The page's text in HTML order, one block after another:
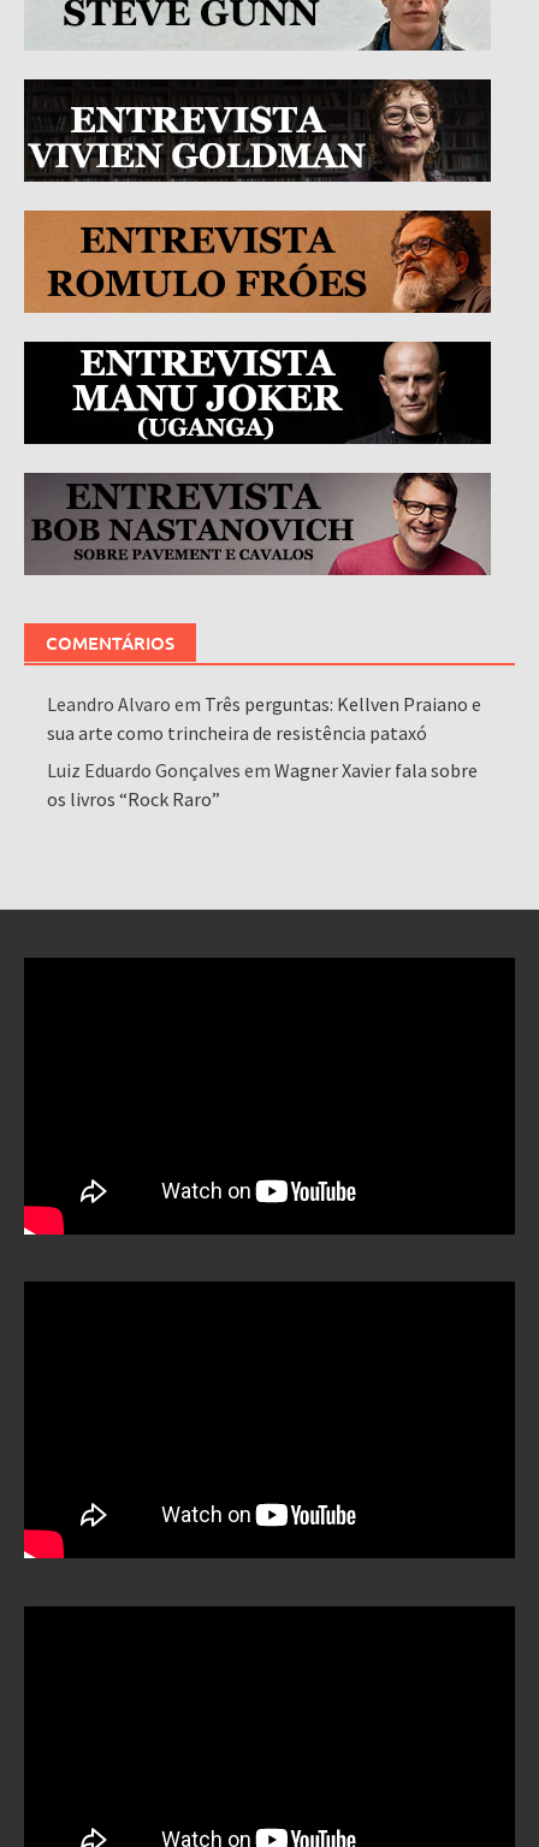
COMENTÁRIOS
Leandro Alvaro em Três perguntas: Kellven Praiano e
sua arte como trincheira de resistência pataxó
Luiz Eduardo Gonçalves emWagner Xavier fala sobre
os livros “Rock Raro”